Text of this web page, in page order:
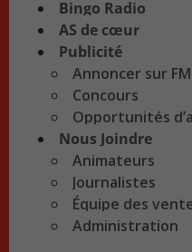
Bingo Radio
AS de cœur
Publicité
Annoncer sur
Concours
Opportunités
Nous Joindre
Animateurs
Journalistes
Équipe des
Administration